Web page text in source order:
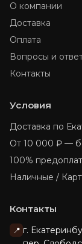
О компании
Доставка
Оплата
Вопросы и
Контакты
Условия
Доставка по
От 10 000 ₽ —
100%
Наличные /
Контакты
📍 г.